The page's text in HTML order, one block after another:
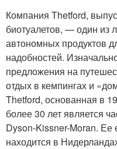
Компания Thetford,
биотуалетов, — один из
автономных продуктов
надобностей.
предложения на
отдых в кемпингах и
Thetford, основанная в
более 30 лет является
Dyson-Kissner-Moran. Ее
находится в